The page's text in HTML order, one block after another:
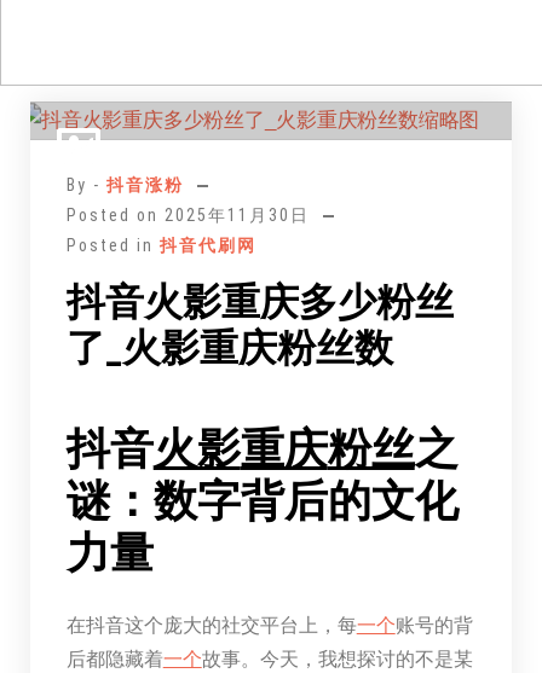
By - 抖音涨粉
Posted on 2025年11月30日
Posted in 抖音代刷网
抖音火影重庆多少粉丝
了_火影重庆粉丝数
抖音火影重庆粉丝之
谜：数字背后的文化
力量
在抖音这个庞大的社交平台上，每一个账号的背
后都隐藏着一个故事。今天，我想探讨的不是某